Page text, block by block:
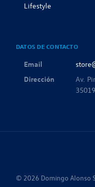
Lifestyle
DATOS DE CONTACTO
Email
Dirección
Av.
© 2026 Domingo Alonso